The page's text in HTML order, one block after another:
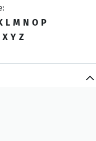
L M N O P
X Y Z